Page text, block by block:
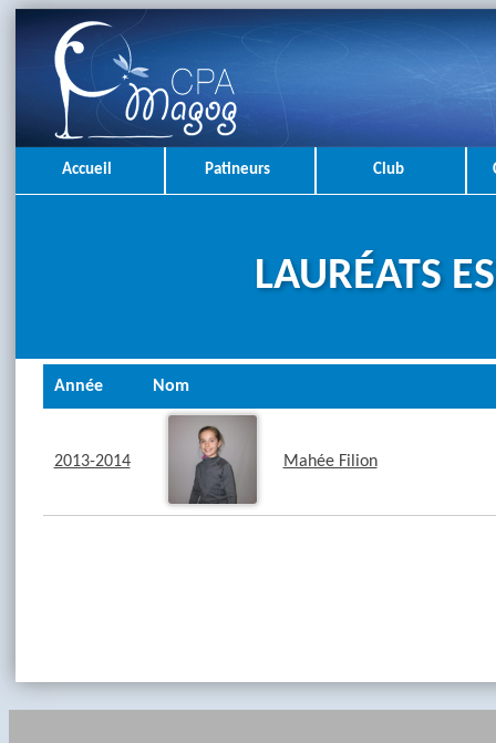
Accueil Patineurs Club
LAURÉATS
Année Nom
2013-2014 Mahée Filion